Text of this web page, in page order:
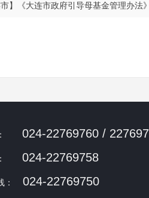
市】《大连市政府引导母基金管理办法
024-22769760 /
024-22769758
： 024-22769750